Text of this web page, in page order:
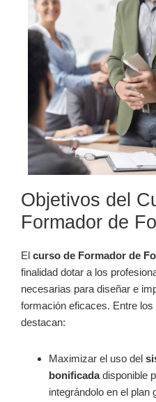
Objetivos del
Formador de
El curso de Formador de
finalidad dotar a los
necesarias para diseñar e
formación eficaces. Entre
destacan:
Maximizar el uso del
bonificadadisponible
integrándolo en el plan